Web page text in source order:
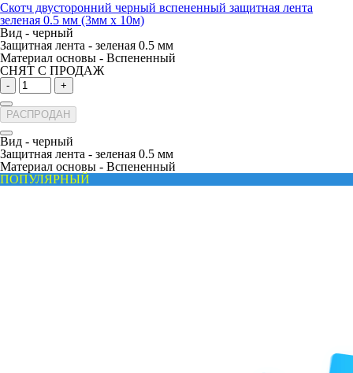
Скотч двусторонний черный вспененный защитная лента
зеленая 0.5 мм (3мм х 10м)
Вид - черный
Защитная лента - зеленая 0.5 мм
Материал основы - Вспененный
СНЯТ С ПРОДАЖ
- +
РАСПРОДАН
Вид - черный
Защитная лента - зеленая 0.5 мм
Материал основы - Вспененный
ПОПУЛЯРНЫЙ